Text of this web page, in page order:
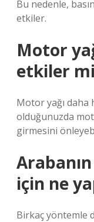
Bu nedenle,
etkiler.
Motor
etkiler
Motor yağı daha
olduğunuzda
girmesini
için ne
Birkaç yöntemle